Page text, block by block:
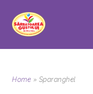
Home » Sparanghel